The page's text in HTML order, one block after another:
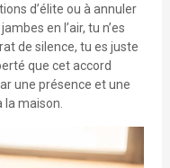
d’élite ou à annuler
en l’air, tu n’es
de silence, tu es juste
que cet accord
une présence et une
la maison.